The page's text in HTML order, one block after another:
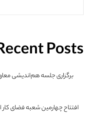
Posts
برگزاری جلسه هم‌اندیشی
افتتاح چهارمین شعبه فضای